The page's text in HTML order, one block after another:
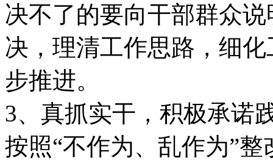
决不了的要向干部群众
决，理清工作思路，细
步推进。
3、真抓实干，积极承诺
按照“不作为、乱作为”